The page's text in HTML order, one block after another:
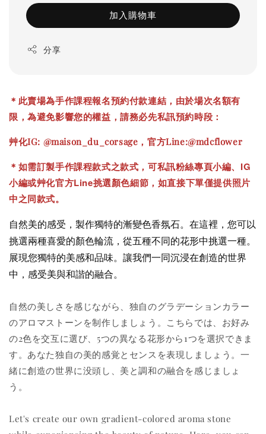
加入購物車
分享
＊此賣場為手作課程報名預約付款連結，由於場次名額有
限，為避免影響您的權益，請務必先私訊預約時段：
艸化IG: @maison_du_corsage，官方Line:@mdcflower
＊如需訂製手作課程款式之款式，可私訊粉絲專頁小編、IG
小編或艸化官方Line挑選顏色細節，如直接下單僅提供照片
中之同款式。
自然美的感受，製作獨特的漸變色香氛石。在這裡，您可以
挑選兩種喜愛的顏色輪流，從五種不同的花形中挑選一種。
展現您獨特的美感和品味。讓我們一同沉浸在創造的世界
中，感受美與和諧的融合。
自然の美しさを感じながら、独自のグラデーションカラー
のアロマストーンを制作しましょう。こちらでは、お好み
の2色を交互に選び、5つの異なる花形から1つを選択できま
す。あなた独自の美的感覚とセンスを表現しましょう。一
緒に創造の世界に没頭し、美と調和の融合を感じましょ
う。
Let's create our own gradient-colored aroma stone